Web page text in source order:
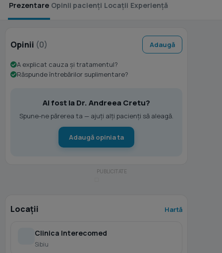
Prezentare Opinii pacienți Locații Experiență
Opinii (0) Adaugă
A explicat cauza și tratamentul?
Răspunde întrebărilor suplimentare?
Ai fost la Dr. Andreea Cretu?
Spune-ne părerea ta — ajuți alți pacienți să aleagă.
Adaugă opinia ta
Locații Hartă
Clinica Interecomed
Sibiu